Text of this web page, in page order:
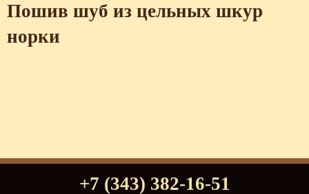
Пошив шуб из цельных шкур
норки
+7 (343) 382-16-51